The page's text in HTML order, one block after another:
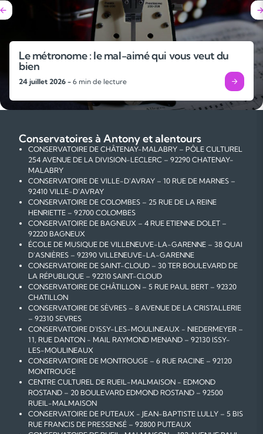
Le métronome : le mal-aimé qui vous veut du
bien
24 juillet 2026 - 6 min de lecture
Conservatoires à Antony et alentours
CONSERVATOIRE DE CHÂTENAY-MALABRY – PÔLE CULTUREL
254 AVENUE DE LA DIVISION-LECLERC – 92290 CHATENAY-
MALABRY
CONSERVATOIRE DE VILLE-D'AVRAY – 10 RUE DE MARNES –
92410 VILLE-D'AVRAY
CONSERVATOIRE DE COLOMBES – 25 RUE DE LA REINE
HENRIETTE – 92700 COLOMBES
CONSERVATOIRE DE BAGNEUX – 4 RUE ETIENNE DOLET –
92220 BAGNEUX
ÉCOLE DE MUSIQUE DE VILLENEUVE-LA-GARENNE – 38 QUAI
D'ASNIÈRES – 92390 VILLENEUVE-LA-GARENNE
CONSERVATOIRE DE SAINT-CLOUD – 30 TER BOULEVARD DE
LA RÉPUBLIQUE – 92210 SAINT-CLOUD
CONSERVATOIRE DE CHÂTILLON – 5 RUE PAUL BERT – 92320
CHATILLON
CONSERVATOIRE DE SÈVRES – 8 AVENUE DE LA CRISTALLERIE
– 92310 SEVRES
CONSERVATOIRE D'ISSY-LES-MOULINEAUX - NIEDERMEYER –
11, RUE DANTON - MAIL RAYMOND MENAND – 92130 ISSY-
LES-MOULINEAUX
CONSERVATOIRE DE MONTROUGE – 6 RUE RACINE – 92120
MONTROUGE
CENTRE CULTUREL DE RUEIL-MALMAISON - EDMOND
ROSTAND – 20 BOULEVARD EDMOND ROSTAND – 92500
RUEIL-MALMAISON
CONSERVATOIRE DE PUTEAUX - JEAN-BAPTISTE LULLY – 5 BIS
RUE FRANCIS DE PRESSENSÉ – 92800 PUTEAUX